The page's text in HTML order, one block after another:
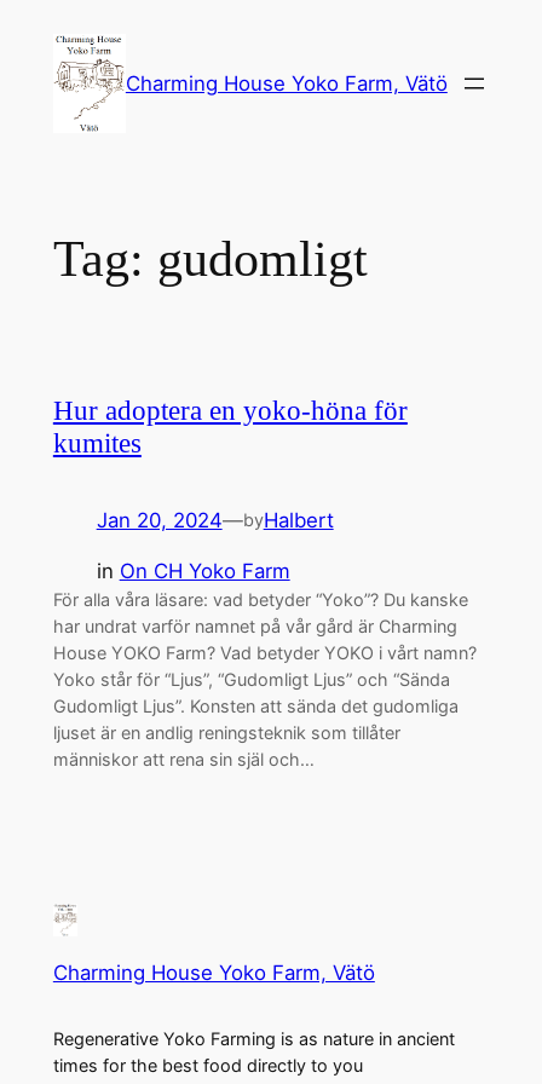
content
Charming House Yoko Farm, Vätö
Tag: gudomligt
Hur adoptera en yoko-höna för
kumites
Jan 20, 2024—byHalbert
in On CH Yoko Farm
För alla våra läsare: vad betyder “Yoko”? Du kanske
har undrat varför namnet på vår gård är Charming
House YOKO Farm? Vad betyder YOKO i vårt namn?
Yoko står för “Ljus”, “Gudomligt Ljus” och “Sända
Gudomligt Ljus”. Konsten att sända det gudomliga
ljuset är en andlig reningsteknik som tillåter
människor att rena sin själ och…
Charming House Yoko Farm, Vätö
Regenerative Yoko Farming is as nature in ancient
times for the best food directly to you